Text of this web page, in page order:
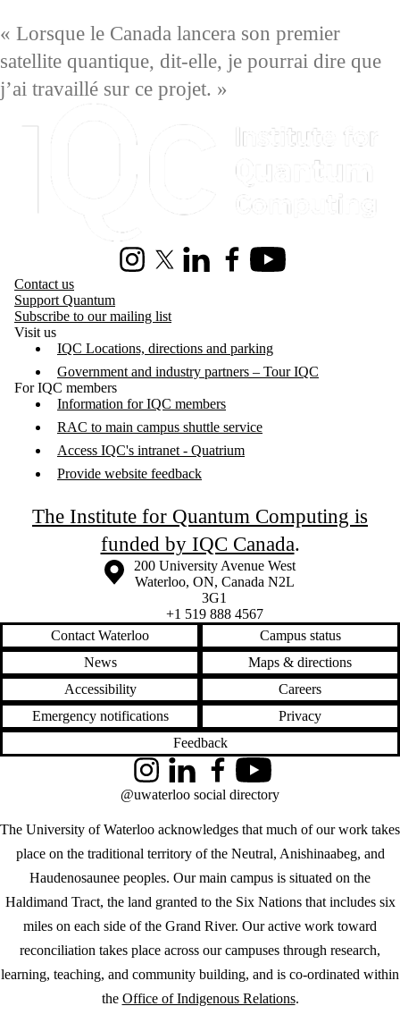
« Lorsque le Canada lancera son premier
satellite quantique, dit-elle, je pourrai dire que
j’ai travaillé sur ce projet. »
InstagramX (formerly Twitter)
LinkedInFacebookYoutube
Contact us
Support Quantum
Subscribe to our mailing list
Visit us
IQC Locations, directions and parking
Government and industry partners – Tour IQC
For IQC members
Information for IQC members
RAC to main campus shuttle service
Access IQC's intranet - Quatrium
Provide website feedback
The Institute for Quantum Computing is
funded by IQC Canada.
Information about the University of Waterloo
Campus map
200 University Avenue West
Waterloo, ON, Canada N2L
3G1
+1 519 888 4567
Contact Waterloo
Campus status
News
Maps & directions
Accessibility
Careers
Emergency notifications
Privacy
Feedback
The University of Waterloo acknowledges that much of our work takes
place on the traditional territory of the Neutral, Anishinaabeg, and
Haudenosaunee peoples. Our main campus is situated on the
Haldimand Tract, the land granted to the Six Nations that includes six
miles on each side of the Grand River. Our active work toward
reconciliation takes place across our campuses through research,
learning, teaching, and community building, and is co-ordinated within
the Office of Indigenous Relations.
InstagramLinkedInFacebookYouTube
@uwaterloo social directory